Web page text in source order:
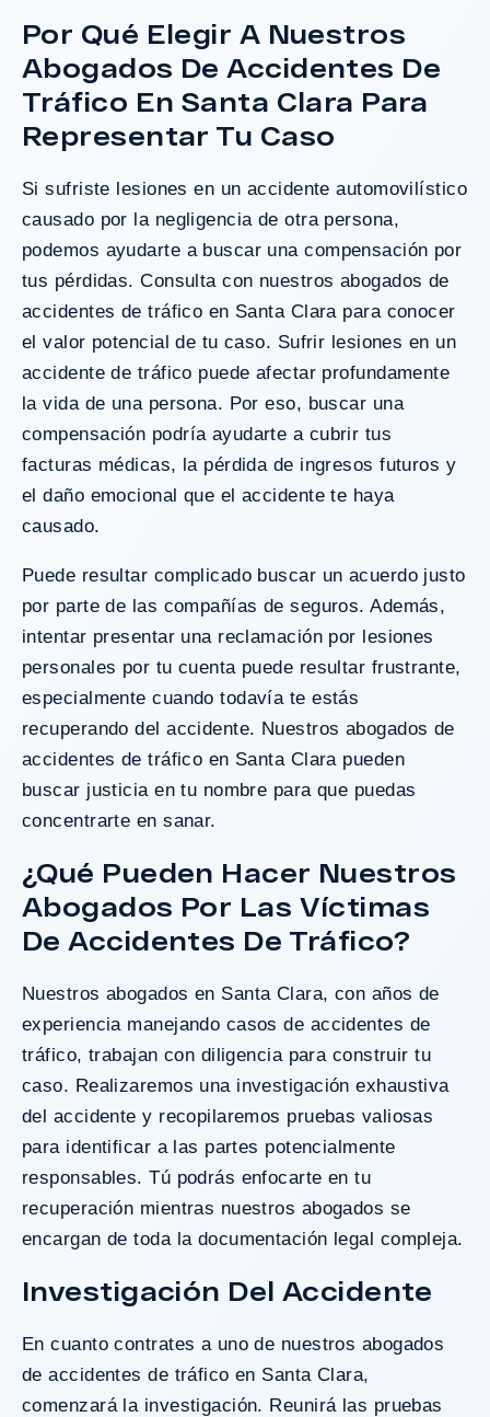
¿Tengo Un Caso?
Por Qué Elegir A Nuestros
Abogados De Accidentes De
Tráfico En Santa Clara Para
Representar Tu Caso
Si sufriste lesiones en un accidente automovilístico
causado por la negligencia de otra persona,
podemos ayudarte a buscar una compensación por
tus pérdidas. Consulta con nuestros abogados de
accidentes de tráfico en Santa Clara para conocer
el valor potencial de tu caso. Sufrir lesiones en un
accidente de tráfico puede afectar profundamente
la vida de una persona. Por eso, buscar una
compensación podría ayudarte a cubrir tus
facturas médicas, la pérdida de ingresos futuros y
el daño emocional que el accidente te haya
causado.
Puede resultar complicado buscar un acuerdo justo
por parte de las compañías de seguros. Además,
intentar presentar una reclamación por lesiones
personales por tu cuenta puede resultar frustrante,
especialmente cuando todavía te estás
recuperando del accidente. Nuestros abogados de
accidentes de tráfico en Santa Clara pueden
buscar justicia en tu nombre para que puedas
concentrarte en sanar.
¿Qué Pueden Hacer Nuestros
Abogados Por Las Víctimas
De Accidentes De Tráfico?
Nuestros abogados en Santa Clara, con años de
experiencia manejando casos de accidentes de
tráfico, trabajan con diligencia para construir tu
caso. Realizaremos una investigación exhaustiva
del accidente y recopilaremos pruebas valiosas
para identificar a las partes potencialmente
responsables. Tú podrás enfocarte en tu
recuperación mientras nuestros abogados se
encargan de toda la documentación legal compleja.
Investigación Del Accidente
En cuanto contrates a uno de nuestros abogados
de accidentes de tráfico en Santa Clara,
comenzará la investigación. Reunirá las pruebas